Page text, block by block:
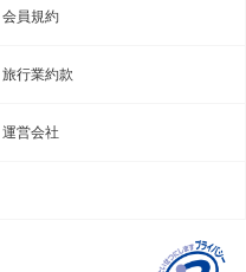
会員規約
旅行業約款
運営会社